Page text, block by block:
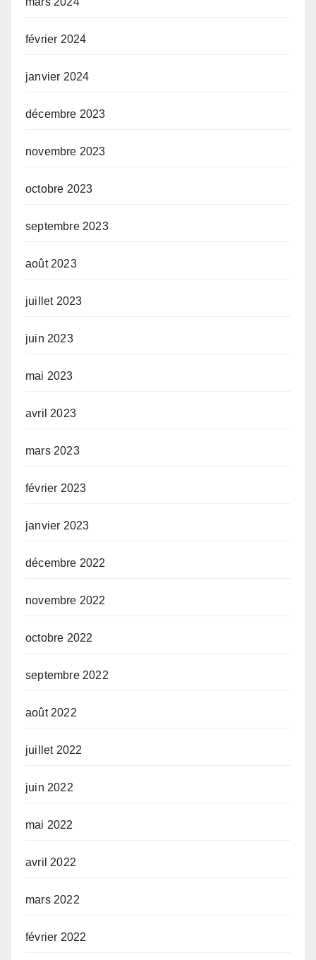
février 2024
janvier 2024
décembre 2023
novembre 2023
octobre 2023
septembre 2023
août 2023
juillet 2023
juin 2023
mai 2023
avril 2023
mars 2023
février 2023
janvier 2023
décembre 2022
novembre 2022
octobre 2022
septembre 2022
août 2022
juillet 2022
juin 2022
mai 2022
avril 2022
mars 2022
février 2022